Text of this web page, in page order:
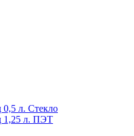
л. Стекло
1,25 л. ПЭТ